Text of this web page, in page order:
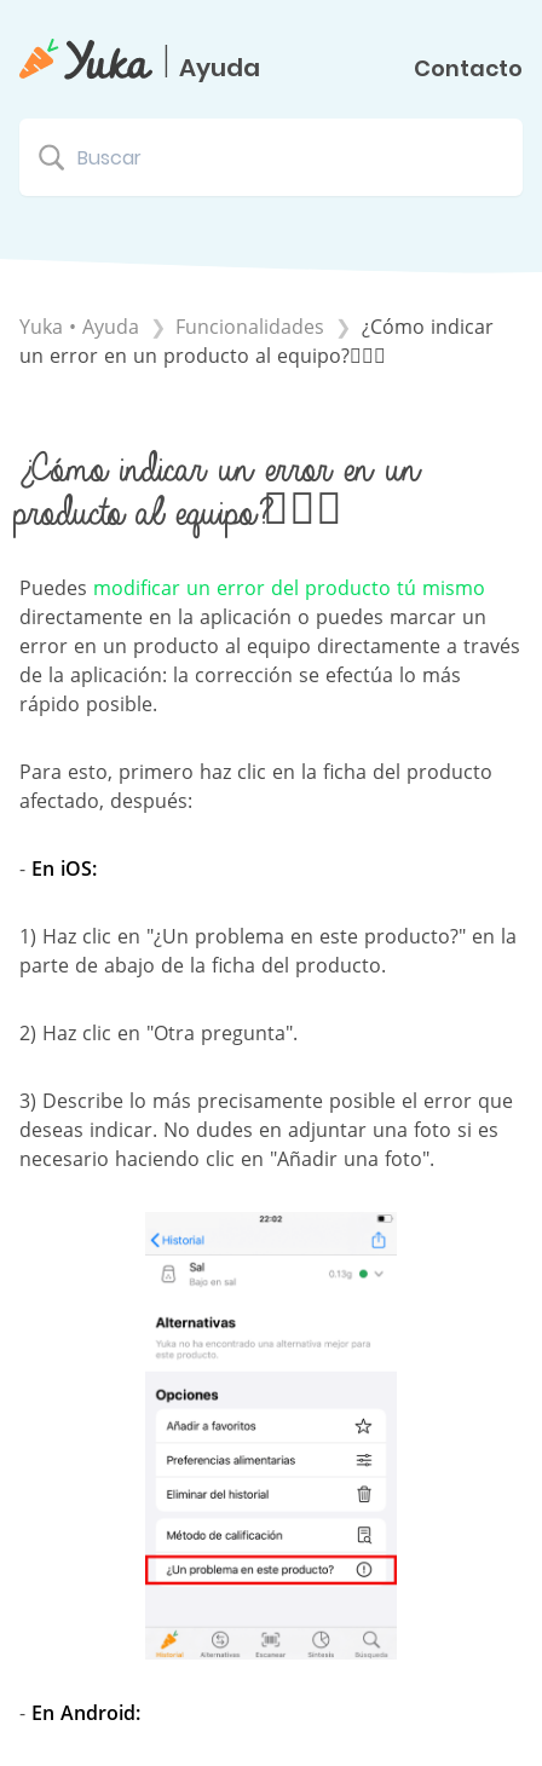
| Ayuda Contacto
Yuka • Ayuda ​Funcionalidades
¿Cómo indicar
un error en un producto al equipo?🙋🏻‍♂️
¿Cómo indicar un error en un
producto al equipo?🙋🏻‍♂️
Puedes modificar un error del producto tú mismo
directamente en la aplicación o puedes marcar un
error en un producto al equipo directamente a través
de la aplicación: la corrección se efectúa lo más
rápido posible.
Para esto, primero haz clic en la ficha del producto
afectado, después:
- En iOS:
1) Haz clic en "¿Un problema en este producto?" en la
parte de abajo de la ficha del producto.
2) Haz clic en "Otra pregunta".
3) Describe lo más precisamente posible el error que
deseas indicar. No dudes en adjuntar una foto si es
necesario haciendo clic en "Añadir una foto".
- En Android: